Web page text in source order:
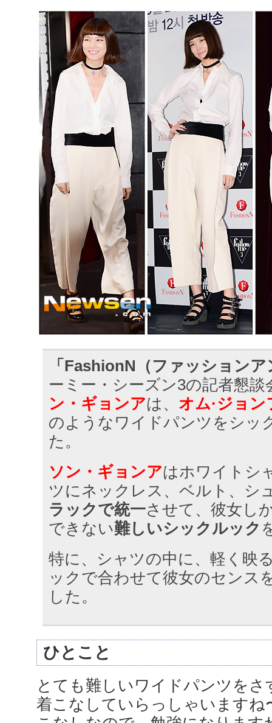
「FashionN（ファッション
ーミー・シーズン3の記者懇談
ン・ギョンアは、 オム·ジョン
のようなワイドパンツをシッ
た。
ソン・ギョンアはホワイトシ
ツにネックレス、ベルト、シ
ラックで統一させて、彼女し
できない難しいシックルック
特に、シャツの中に、軽く映
ックで合わせて彼女のセンス
した。
ひとこと
とても難しいワイドパンツを
着こなしていらっしゃいますね